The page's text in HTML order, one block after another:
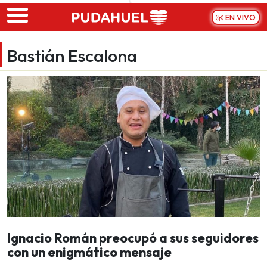
Skip to main content
EN VIVO
Bastián Escalona
Ignacio Román preocupó a sus seguidores
con un enigmático mensaje